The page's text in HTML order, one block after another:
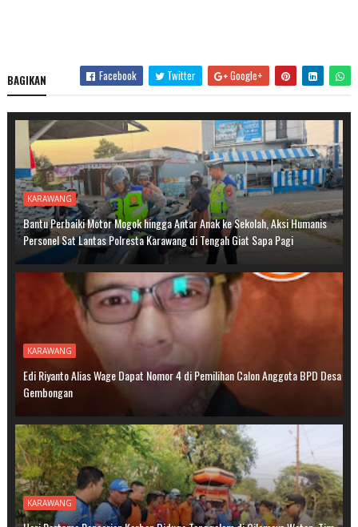
BAGIKAN Facebook Twitter Google+
KARAWANG
Bantu Perbaiki Motor Mogok hingga Antar Anak ke Sekolah, Aksi Humanis
Personel Sat Lantas Polresta Karawang di Tengah Giat Sapa Pagi
KARAWANG
Edi Riyanto Alias Wage Dapat Nomor 4 di Pemilihan Calon Anggota BPD Desa
Gembongan
KARAWANG